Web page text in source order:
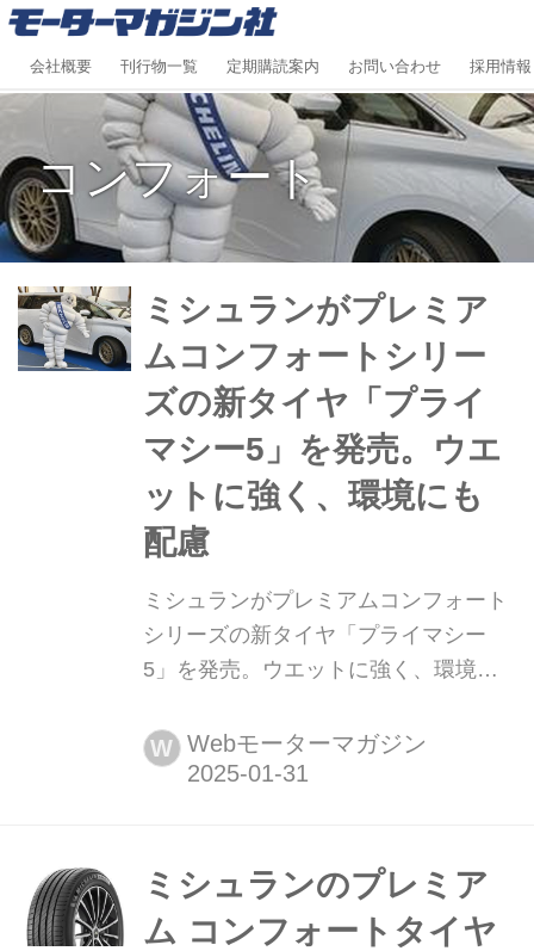
会社概要 刊行物一覧 定期購読案内 お問い合わせ 採用情報
コンフォート
ミシュランがプレミア
ムコンフォートシリー
ズの新タイヤ「プライ
マシー5」を発売。ウエ
ットに強く、環境にも
配慮
ミシュランがプレミアムコンフォート
シリーズの新タイヤ「プライマシー
5」を発売。ウエットに強く、環境に
ンタイヤはプレミアムコンフォートタ
イヤの新製品「プライマシー
W Webモーターマガジン
ミシュランのプレミア
ム コンフォートタイヤ